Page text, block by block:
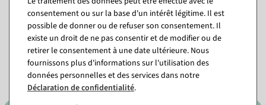
Vous pourriez aussi aimer (8)
consentement ou sur la base d'un intérêt légitime. Il est
possible de donner ou de refuser son consentement. Il
existe un droit de ne pas consentir et de modifier ou de
retirer le consentement à une date ultérieure. Nous
fournissons plus d'informations sur l'utilisation des
données personnelles et des services dans notre
Déclaration de confidentialité.